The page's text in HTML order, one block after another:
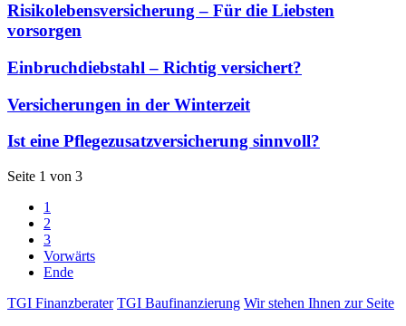
Risikolebensversicherung – Für die Liebsten
vorsorgen
Einbruchdiebstahl – Richtig versichert?
Versicherungen in der Winterzeit
Ist eine Pflegezusatzversicherung sinnvoll?
Seite 1 von 3
1
2
3
Vorwärts
Ende
TGI Finanzberater TGI Baufinanzierung Wir stehen Ihnen zur Seite